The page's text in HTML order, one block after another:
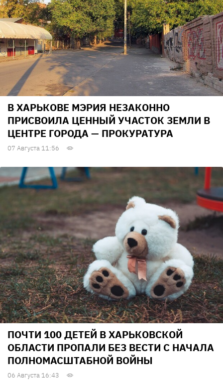
В ХАРЬКОВЕ МЭРИЯ НЕЗАКОННО
ПРИСВОИЛА ЦЕННЫЙ УЧАСТОК ЗЕМЛИ В
ЦЕНТРЕ ГОРОДА — ПРОКУРАТУРА
07 Августа 11:56
ПОЧТИ 100 ДЕТЕЙ В ХАРЬКОВСКОЙ
ОБЛАСТИ ПРОПАЛИ БЕЗ ВЕСТИ С НАЧАЛА
ПОЛНОМАСШТАБНОЙ ВОЙНЫ
06 Августа 16:43